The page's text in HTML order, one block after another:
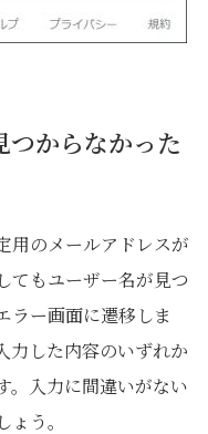
つからなかった
用のメールアドレスが
てもユーザー名が見つ
ラー画面に遷移しま
力した内容のいずれか
。入力に間違いがない
う。